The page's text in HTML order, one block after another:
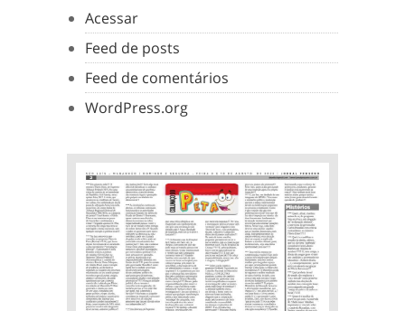
Acessar
Feed de posts
Feed de comentários
WordPress.org